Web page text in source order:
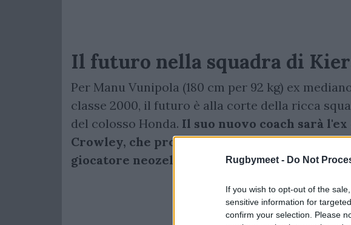
Rugbymeet - Do Not
If you wish to opt-out of the
sensitive information for
confirm your selection. Please
Il futuro nella squadra di
Per Manu Vunipola (180 cm per 92 kg) ex
classe 2000, il futuro è alla corte della ricca
del colosso Honda. Il suo nuovo coach sarà
Crowley, che probabilmente più di tutti ha
giocatore neozelandese.